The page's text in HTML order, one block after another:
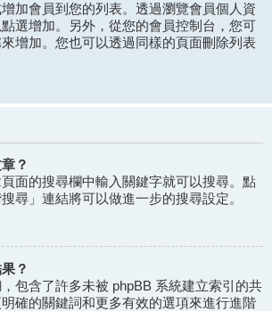
加會員到您的列表。透過瀏覽會員個人資
選增加。另外，從您的會員控制台，您可
增加。您也可以透過同樣的頁面刪除列表
？
面的搜尋欄中輸入關鍵字就可以搜尋。點
尋」連結將可以做進一步的搜尋設定。
？
包含了許多未被 phpBB 系統建立索引的共
確的關鍵詞和更多有效的選項來進行進階